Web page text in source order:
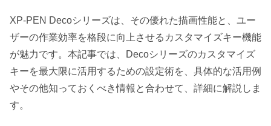
XP-PEN Decoシリーズは、その優れた描画性能と、ユー
ザーの作業効率を格段に向上させるカスタマイズキー機能
が魅力です。本記事では、Decoシリーズのカスタマイズ
キーを最大限に活用するための設定術を、具体的な活用例
やその他知っておくべき情報と合わせて、詳細に解説しま
す。